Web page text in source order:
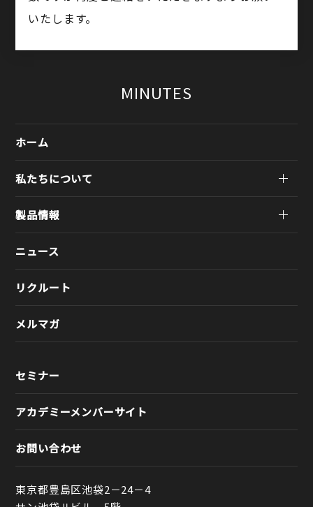
いたします。
MINUTES
ホーム
私たちについて
製品情報
ニュース
リクルート
メルマガ
セミナー
アカデミーメンバーサイト
お問い合わせ
東京都豊島区池袋2－24－4